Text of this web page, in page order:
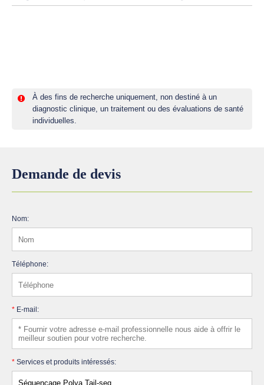
À des fins de recherche uniquement, non destiné à un
diagnostic clinique, un traitement ou des évaluations de santé
individuelles.
Demande de devis
Nom:
Téléphone:
* E-mail:
* Services et produits intéressés: